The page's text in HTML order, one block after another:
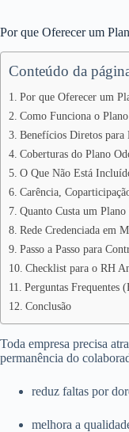
Por que Oferecer um
Conteúdo da
Por que Oferecer um
Como Funciona o
Benefícios Diretos para
Coberturas do Plano
O Que Não Está
Carência,
Quanto Custa um
Rede Credenciada em
Passo a Passo para
Checklist para o RH
Perguntas Frequentes
Conclusão
Toda empresa precisa
permanência do
reduz faltas por
melhora a